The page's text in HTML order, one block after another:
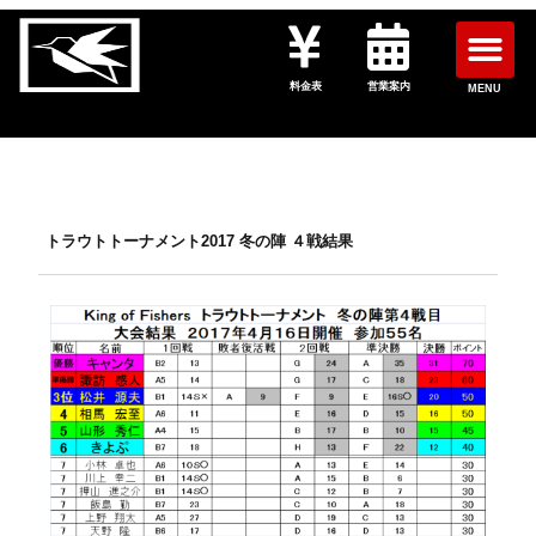
料金表 営業案内 MENU
トラウトトーナメント2017 冬の陣 ４戦結果